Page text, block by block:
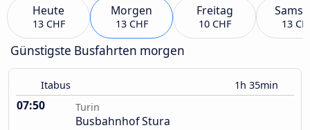
Heute
13 CHF
Morgen
13 CHF
Freitag
10 CHF 13
Günstigste Busfahrten morgen
Itabus 1h 35min
07:50 Turin
Busbahnhof Stura